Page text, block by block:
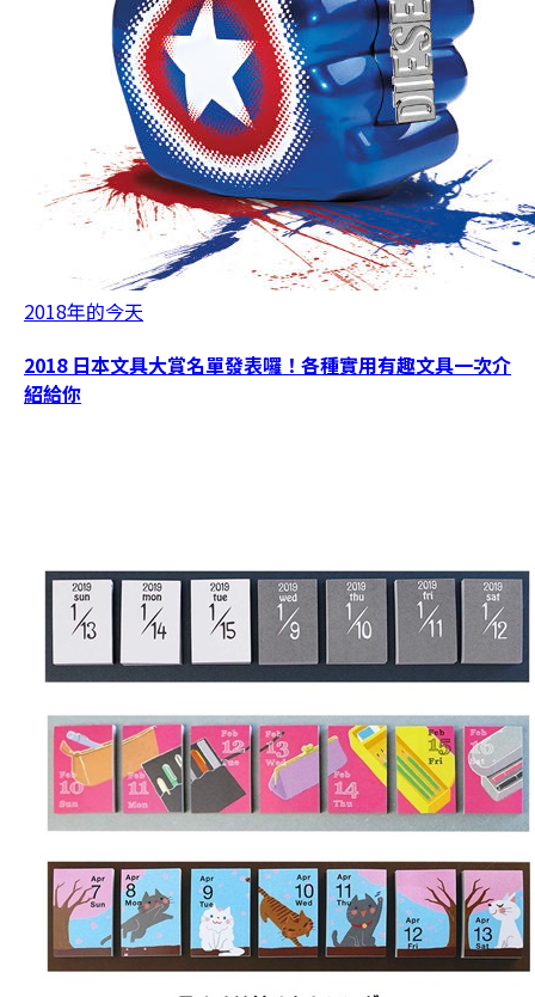
2018年的今天
2018 日本文具大賞名單發表囉！各種實用有趣文具一次介
紹給你